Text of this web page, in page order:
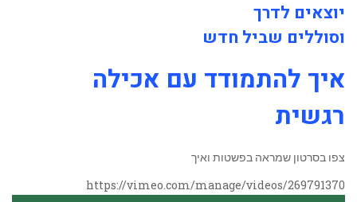
יוצאים לדרך
וסוללים שביל חדש
איך להתמודד עם אכילה
רגשית
צפו בסרטון שמראה בפשטות ואיך
https://vimeo.com/manage/videos/269791370